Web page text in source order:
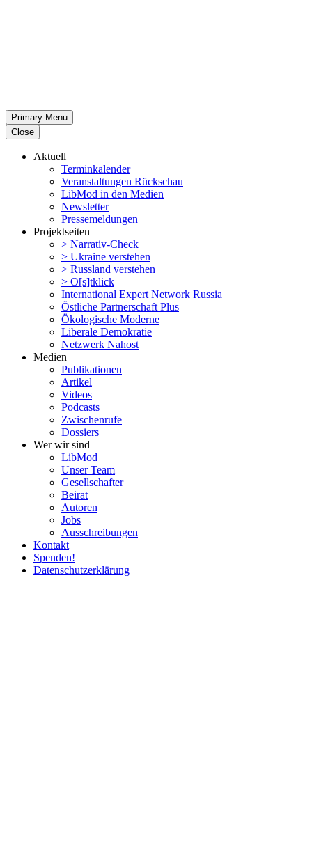
Primary Menu
Close
Aktuell
Termin­ka­lender
Veran­stal­tungen Rückschau
LibMod in den Medien
Newsletter
Presse­mel­dungen
Projekt­seiten
> Narrativ-Check
> Ukraine verstehen
> Russland verstehen
> O[s]tklick
Inter­na­tional Expert Network Russia
Östliche Partner­schaft Plus
Ökolo­gische Moderne
Liberale Demokratie
Netzwerk Nahost
Medien
Publi­ka­tionen
Artikel
Videos
Podcasts
Zwischenrufe
Dossiers
Wer wir sind
LibMod
Unser Team
Gesell­schafter
Beirat
Autoren
Jobs
Ausschrei­bungen
Kontakt
Spenden!
Daten­schutz­er­klärung